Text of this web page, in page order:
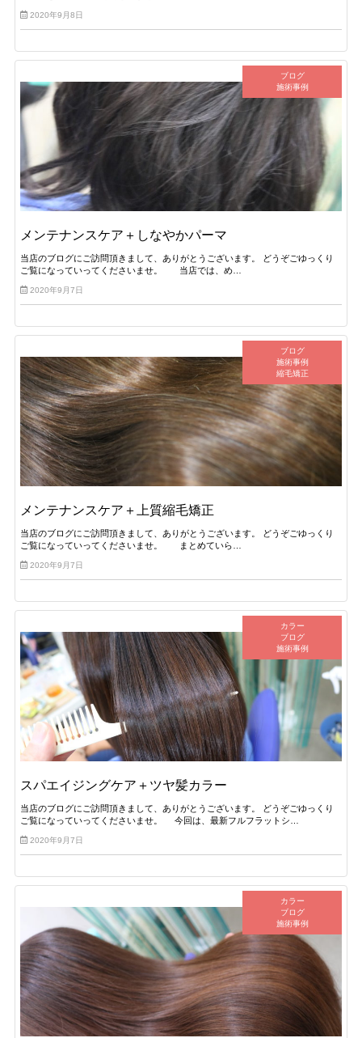
2020年9月8日
ブログ
施術事例
メンテナンスケア＋しなやかパーマ
当店のブログにご訪問頂きまして、ありがとうございます。 どうぞごゆっくり
ご覧になっていってくださいませ。 当店では、め…
2020年9月7日
ブログ
施術事例
縮毛矯正
メンテナンスケア＋上質縮毛矯正
当店のブログにご訪問頂きまして、ありがとうございます。 どうぞごゆっくり
ご覧になっていってくださいませ。 まとめていら…
2020年9月7日
カラー
ブログ
施術事例
スパエイジングケア＋ツヤ髪カラー
当店のブログにご訪問頂きまして、ありがとうございます。 どうぞごゆっくり
ご覧になっていってくださいませ。 今回は、最新フルフラットシ…
2020年9月7日
カラー
ブログ
施術事例